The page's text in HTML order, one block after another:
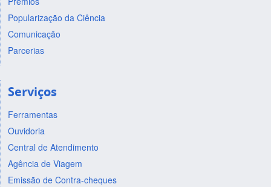
Popularização da Ciência
Comunicação
Parcerias
Serviços
Ferramentas
Ouvidoria
Central de Atendimento
Agência de Viagem
Emissão de Contra-cheques